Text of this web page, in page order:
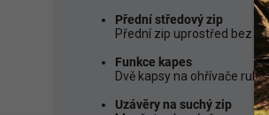
Přední středový zip
Přední zip uprostřed bez
Funkce kapes
Dvě kapsy na ohřívače
Uzávěry na suchý zip